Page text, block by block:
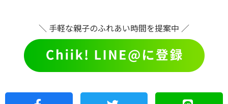
＼ 手軽な親子のふれあい時間を提案中 ／